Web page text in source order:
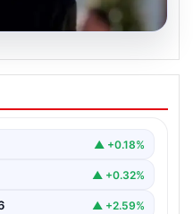
bıçakla
gözaltı
▲ +0.18%
▲ +0.32%
▲ +2.59%